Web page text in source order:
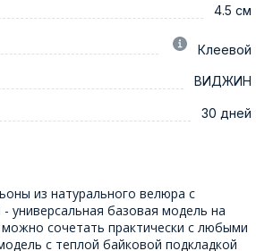
4.5 см
Клеевой
ВИДЖИН
30 дней
из натурального велюра с
универсальная базовая модель на
сочетать практически с любыми
с теплой байковой подкладкой